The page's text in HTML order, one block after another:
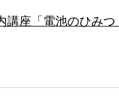
講座「電池のひみ